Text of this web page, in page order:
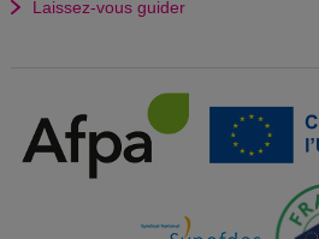
Laissez-vous guider